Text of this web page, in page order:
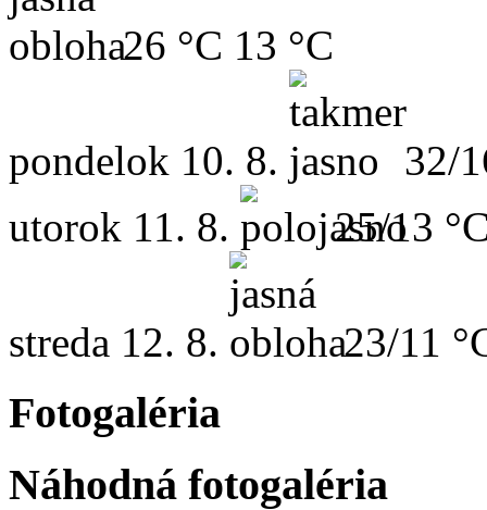
26 °C 13 °C
pondelok 10. 8.
32/
utorok 11. 8. 25/13
streda 12. 8. 23/11
Fotogaléria
Náhodná fotogaléria